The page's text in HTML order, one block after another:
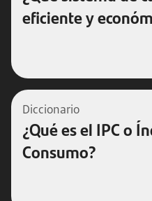
eficiente y
Diccionario
¿Qué es el IPC o
Consumo?